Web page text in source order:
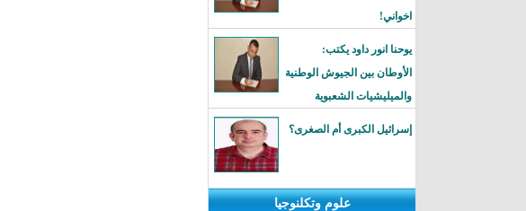
اخواني!
يوحنا انور داود يكتب:
الأوطان بين الجيوش الوطنية
والميليشيات الشعبوية
إسرائيل الكبرى أم الصغرى؟
علوم وتكلنوجيا